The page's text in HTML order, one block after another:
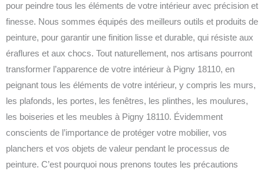
pour peindre tous les éléments de votre intérieur avec précision et
finesse. Nous sommes équipés des meilleurs outils et produits de
peinture, pour garantir une finition lisse et durable, qui résiste aux
éraflures et aux chocs. Tout naturellement, nos artisans pourront
transformer l’apparence de votre intérieur à Pigny 18110, en
peignant tous les éléments de votre intérieur, y compris les murs,
les plafonds, les portes, les fenêtres, les plinthes, les moulures,
les boiseries et les meubles à Pigny 18110. Évidemment
conscients de l’importance de protéger votre mobilier, vos
planchers et vos objets de valeur pendant le processus de
peinture. C’est pourquoi nous prenons toutes les précautions